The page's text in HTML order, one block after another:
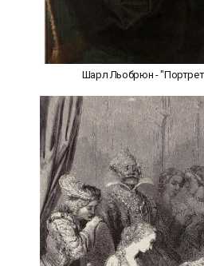
Шарл Льобрюн -